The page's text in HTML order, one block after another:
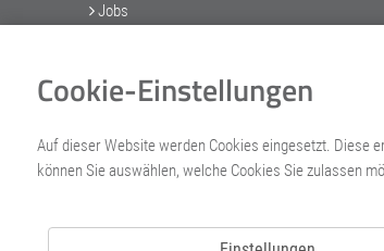
Jobs
Cookie-Einstellungen
Auf dieser Website werden Cookies eingesetzt. Diese
können Sie auswählen, welche Cookies Sie zulassen